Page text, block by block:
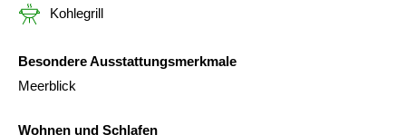
Kohlegrill
Besondere Ausstattungsmerkmale
Meerblick
Wohnen und Schlafen